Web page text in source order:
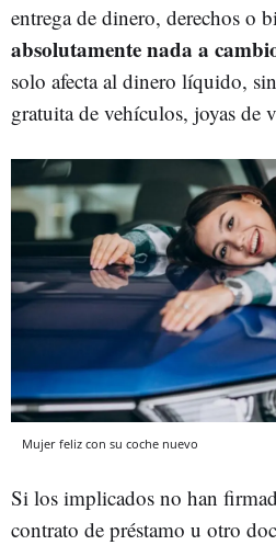
entrega de dinero, derechos o
absolutamente nada a
solo afecta al dinero líquido,
gratuita de vehículos, joyas de
Mujer feliz con su coche nuevo
Si los implicados no han
contrato de préstamo u otro